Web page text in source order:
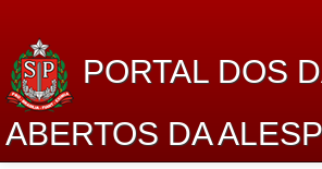
PORTAL DOS
ABERTOS DA ALESP